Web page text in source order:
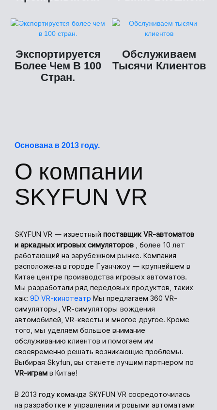
Экспортируется
Более Чем В 100
Стран.
Обслуживаем
Тысячи Клиентов
Основана в 2013 году.
О компании
SKYFUN VR
SKYFUN VR — известный поставщик VR-автоматов
и аркадных игровых симуляторов , более 10 лет
работающий на зарубежном рынке. Компания
расположена в городе Гуанчжоу — крупнейшем в
Китае центре производства игровых автоматов.
Мы разработали ряд передовых продуктов, таких
как: 9D VR-кинотеатр Мы предлагаем 360 VR-
симуляторы, VR-симуляторы вождения
автомобилей, VR-квесты и многое другое. Кроме
того, мы уделяем большое внимание
обслуживанию клиентов и помогаем им
своевременно решать возникающие проблемы.
Выбирая Skyfun, вы станете лучшим партнером по
VR-играм в Китае!
В 2013 году команда SKYFUN VR сосредоточилась
на разработке и управлении игровыми автоматами